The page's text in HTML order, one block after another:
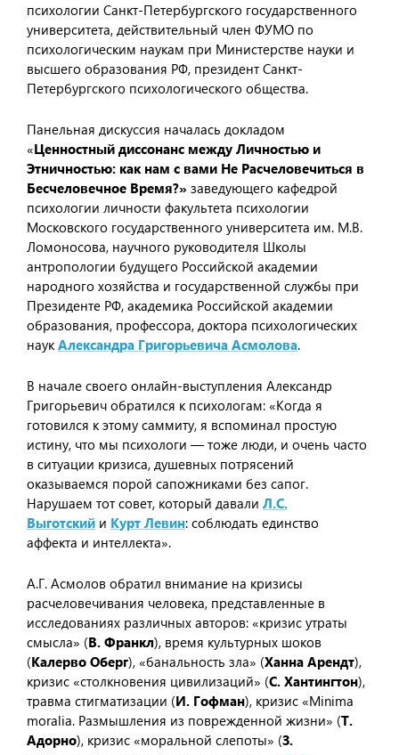
психологии Санкт-Петербургского государственного
университета, действительный член ФУМО по
психологическим наукам при Министерстве науки и
высшего образования РФ, президент Санкт-
Петербургского психологического общества.
Панельная дискуссия началась докладом
«Ценностный диссонанс между Личностью и
Этничностью: как нам с вами Не Расчеловечиться в
Бесчеловечное Время?» заведующего кафедрой
психологии личности факультета психологии
Московского государственного университета им. М.В.
Ломоносова, научного руководителя Школы
антропологии будущего Российской академии
народного хозяйства и государственной службы при
Президенте РФ, академика Российской академии
образования, профессора, доктора психологических
наукАлександра Григорьевича Асмолова.
В начале своего онлайн-выступления Александр
Григорьевич обратился к психологам: «Когда я
готовился к этому саммиту, я вспоминал простую
истину, что мы психологи — тоже люди, и очень часто
в ситуации кризиса, душевных потрясений
оказываемся порой сапожниками без сапог.
Нарушаем тот совет, который давали Л.С.
Выготский и Курт Левин: соблюдать единство
аффекта и интеллекта».
А.Г. Асмолов обратил внимание на кризисы
расчеловечивания человека, представленные в
исследованиях различных авторов: «кризис утраты
смысла» (В. Франкл), время культурных шоков
(Калерво Оберг), «банальность зла» (Ханна Арендт),
кризис «столкновения цивилизаций» (С. Хантингтон),
травма стигматизации (И. Гофман), кризис «Minima
moralia. Размышления из поврежденной жизни» (Т.
Адорно), кризис «моральной слепоты» (З.